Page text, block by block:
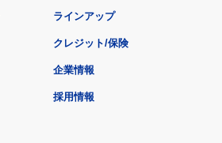
ラインアップ
クレジット/保険
企業情報
採用情報